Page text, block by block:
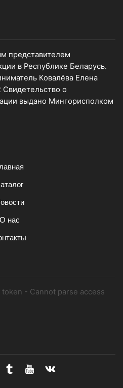
представителем
в Республике Беларусь.
Ковалёва Елена
Свидетельство о
выдано Мингорисполком
О нас
- Cannot parse access
TumblrYoutube
Vk